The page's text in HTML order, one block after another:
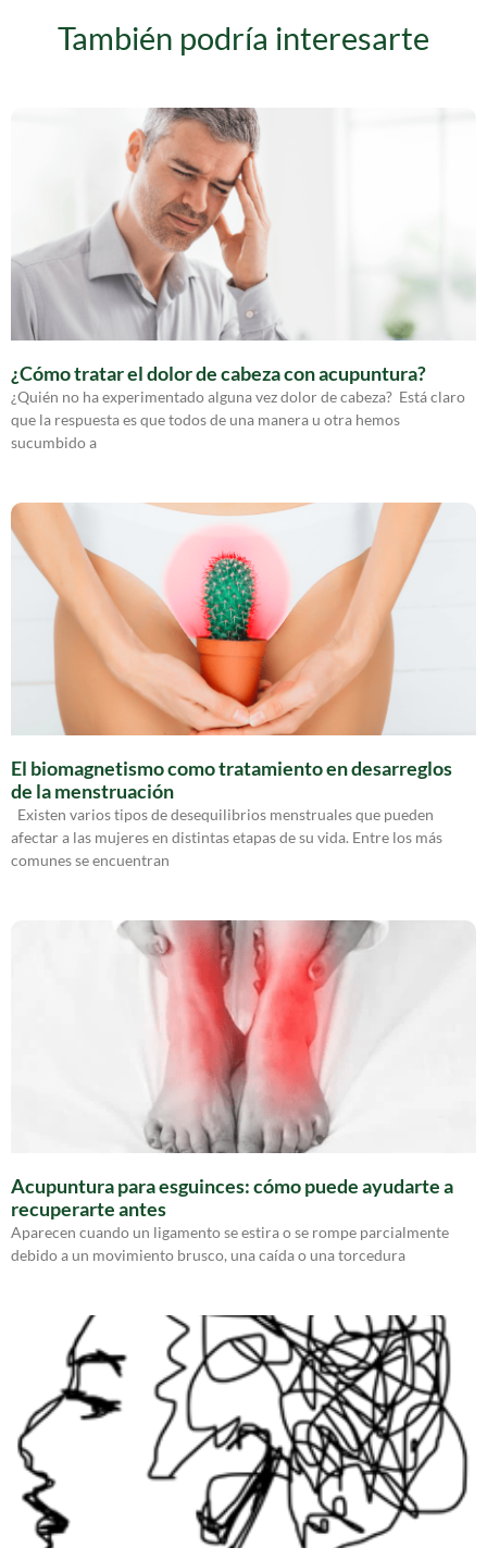
También podría interesarte
¿Cómo tratar el dolor de cabeza con acupuntura?
¿Quién no ha experimentado alguna vez dolor de cabeza? Está claro
que la respuesta es que todos de una manera u otra hemos
sucumbido a
El biomagnetismo como tratamiento en desarreglos
de la menstruación
Existen varios tipos de desequilibrios menstruales que pueden
afectar a las mujeres en distintas etapas de su vida. Entre los más
comunes se encuentran
Acupuntura para esguinces: cómo puede ayudarte a
recuperarte antes
Aparecen cuando un ligamento se estira o se rompe parcialmente
debido a un movimiento brusco, una caída o una torcedura